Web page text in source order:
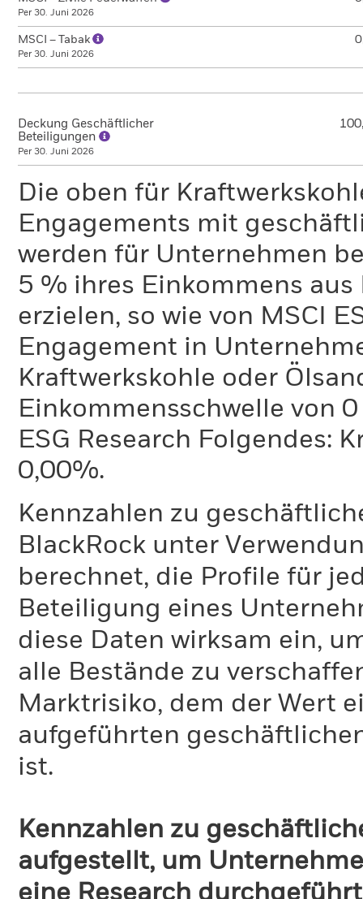
Per 30. Juni 2026
MSCI – Tabak
Per 30. Juni 2026
Deckung Geschäftlicher
Beteiligungen
Per 30. Juni 2026
Die oben für
Engagements mit
werden für Unternehmen
5 % ihres Einkommens
erzielen, so wie von MSCI
Engagement in
Kraftwerkskohle oder
Einkommensschwelle von
ESG Research Folgendes:
0,00%.
Kennzahlen zu
BlackRock unter
berechnet, die Profile für
Beteiligung eines
diese Daten wirksam ein,
alle Bestände zu
Marktrisiko, dem der Wert
aufgeführten
ist.
Kennzahlen zu
aufgestellt, um
eine Research